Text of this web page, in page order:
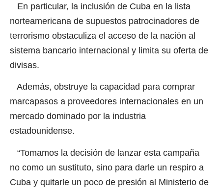
En particular, la inclusión de Cuba en la lista
norteamericana de supuestos patrocinadores de
terrorismo obstaculiza el acceso de la nación al
sistema bancario internacional y limita su oferta de
divisas.
Además, obstruye la capacidad para comprar
marcapasos a proveedores internacionales en un
mercado dominado por la industria
estadounidense.
“Tomamos la decisión de lanzar esta campaña
no como un sustituto, sino para darle un respiro a
Cuba y quitarle un poco de presión al Ministerio de